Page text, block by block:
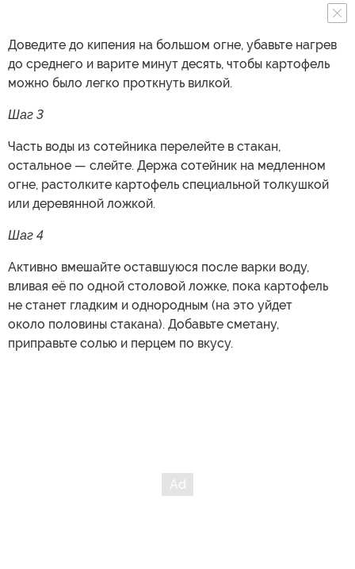
Доведите до кипения на большом огне, убавьте нагрев
до среднего и варите минут десять, чтобы картофель
можно было легко проткнуть вилкой.
Шаг 3
Часть воды из сотейника перелейте в стакан,
остальное — слейте. Держа сотейник на медленном
огне, растолките картофель специальной толкушкой
или деревянной ложкой.
Шаг 4
Активно вмешайте оставшуюся после варки воду,
вливая её по одной столовой ложке, пока картофель
не станет гладким и однородным (на это уйдет
около половины стакана). Добавьте сметану,
приправьте солью и перцем по вкусу.